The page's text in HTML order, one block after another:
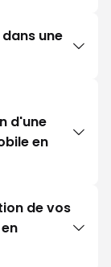
une
d'une
en
de vos